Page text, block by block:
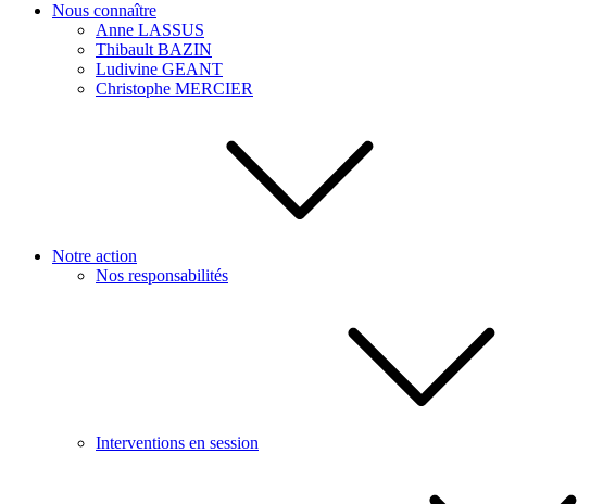
Nous connaître
Anne LASSUS
Thibault BAZIN
Ludivine GEANT
Christophe MERCIER
Notre action
Nos responsabilités
Interventions en session